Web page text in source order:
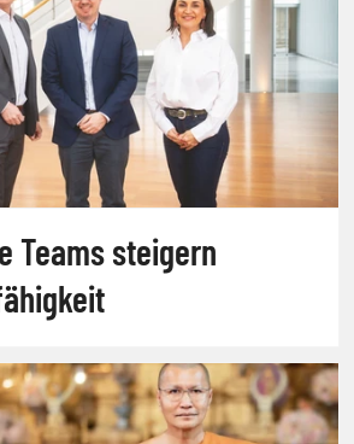
Teams steigern